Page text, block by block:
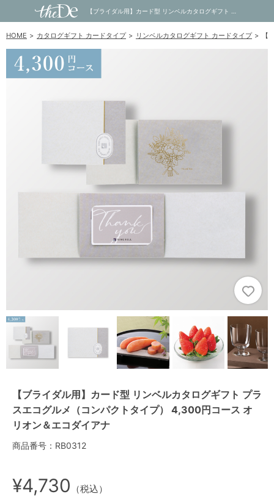
HOME カタログギフト カードタイプ リンベルカタログギフト カードタイプ 【
【ブライダル用】カード型 リンベルカタログギフト プラ
スエコグルメ（コンパクトタイプ） 4,300円コース オ
リオン＆エコダイアナ
商品番号：RB0312
¥4,730 （税込）